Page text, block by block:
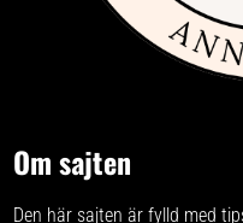
Om sajten
Den här sajten är fylld med